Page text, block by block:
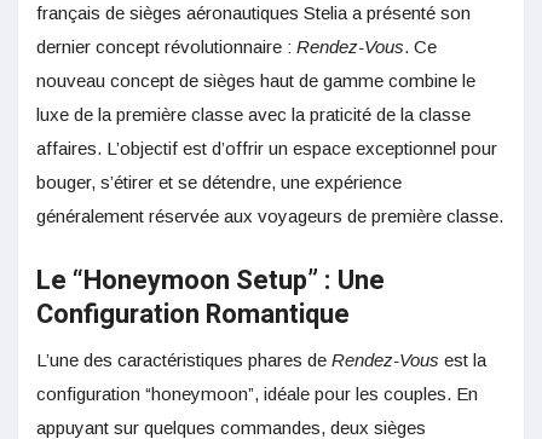
français de sièges aéronautiques Stelia a présenté son
dernier concept révolutionnaire : Rendez-Vous. Ce
nouveau concept de sièges haut de gamme combine le
luxe de la première classe avec la praticité de la classe
affaires. L’objectif est d’offrir un espace exceptionnel pour
bouger, s’étirer et se détendre, une expérience
généralement réservée aux voyageurs de première classe.
Le “Honeymoon Setup” : Une
Configuration Romantique
L’une des caractéristiques phares de Rendez-Vous est la
configuration “honeymoon”, idéale pour les couples. En
appuyant sur quelques commandes, deux sièges